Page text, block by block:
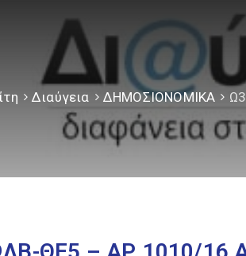
Διαύγεια ΔΗΜΟΣΙΟΝΟΜΙΚΑ